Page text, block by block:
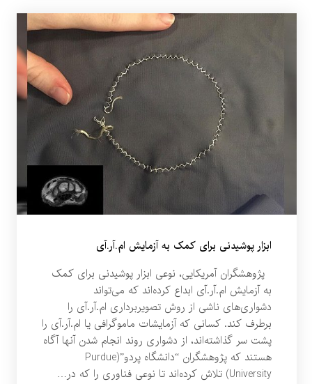
ابزار پوشیدنی برای کمک به آزمایش ام‌.آر.آی
پژوهشگران آمریکایی، نوعی ابزار پوشیدنی برای کمک
به آزمایش ام‌.آر.آی ابداع کرده‌اند که می‌تواند
دشواری‌های ناشی از روش تصویربرداری ام‌.آر.آی را
برطرف کند. کسانی که آزمایشات ماموگرافی یا ام‌.آر.آی را
پشت سر گذاشته‌اند، از دشواری روند انجام شدن آنها آگاه
هستند که پژوهشگران “دانشگاه پردو”(Purdue
University) تلاش کرده‌اند تا نوعی فناوری را که در…